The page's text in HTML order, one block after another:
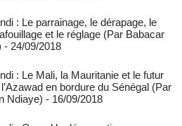
: Le parrainage, le dérapage, le
et le réglage (Par Babacar
- 24/09/2018
: Le Mali, la Mauritanie et le futur
en bordure du Sénégal (Par
Ndiaye) - 16/09/2018